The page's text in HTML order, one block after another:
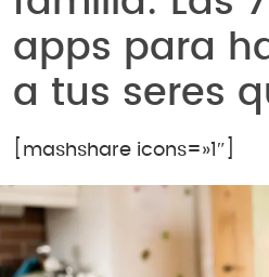
apps para
a tus seres
[mashshare icons=»1″]